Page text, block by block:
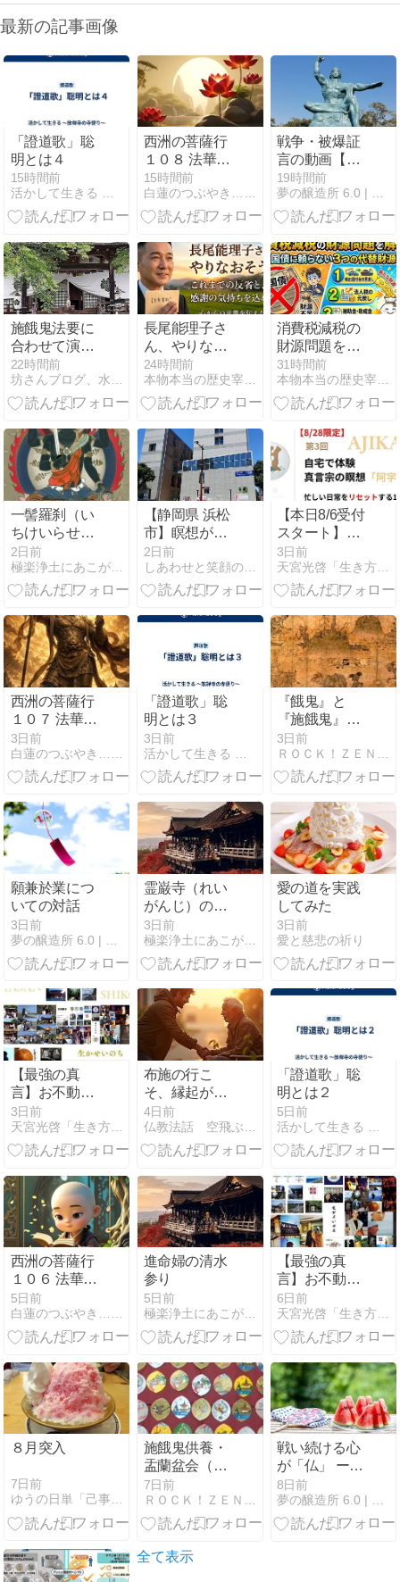
最新の記事画像
「證道歌」聡
明とは４
15時間前
活かして生きる 〜放禅寺の寺便り〜
西洲の菩薩行
１０８ 法華経
に生きる 第十
五章 従地涌出
品 (四人の菩
15時間前
白蓮のつぶやき…仏様はいつも一緒
戦争・被爆証
言の動画【再
掲】
19時間前
夢の醸造所 6.0 | 自身の無限の可能性を解き放て！
施餓鬼法要に
合わせて演奏
会を行いまし
た ～ 祈りの時
間から癒やし
へ ～
22時間前
坊さんブログ、水茎の跡。
長尾能理子さ
ん、やりなお
そう。【重要
書類】これま
での反省と、
を込めて。心
からの言葉。
24時間前
本物本当の歴史宰杜大日本国千田寛仁のブログ
消費税減税の
財源問題を解
決する！：国
債に頼らない
3つの代替財
31時間前
本物本当の歴史宰杜大日本国千田寛仁のブログ
一髻羅刹（い
ちけいらせ
つ）
2日前
極楽浄土にあこがれて
【静岡県 浜松
市】瞑想が
「できる・わ
かる」目から
鱗の瞑想の方
ナー
2日前
しあわせと笑顔の「いまここ」マインドフルネス
【本日8/6受付
スタート】オ
ンラインで体
験する真言宗
の瞑想「阿字
3日前
天宮光啓「生き方塾」
西洲の菩薩行
１０７ 法華経
に生きる 第二
十六章 陀羅尼
品(毘沙門天の
3日前
「證道歌」聡
明とは３
3日前
『餓鬼』と
『施餓鬼』～
様々な苦しみ
の原因は餓鬼
界にある
3日前
願兼於業につ
いての対話
3日前
霊巌寺（れい
がんじ）の御
燈
3日前
極楽浄土にあこがれて
愛の道を実践
してみた
3日前
愛と慈悲の祈り
【最強の真
言】お不動様
が味方する人
の特徴とは│
苦しみを超え
転させる「転
禍為福」の知
恵
3日前
天宮光啓「生き方塾」
布施の行こ
そ、縁起があ
り、因果があ
り、真理があ
り、自分自身
してくれる、
一番大切なも
の。
4日前
「證道歌」聡
明とは２
5日前
西洲の菩薩行
１０６ 法華経
に生きる 第二
十三章 薬王菩
薩本事品(神通
5日前
進命婦の清水
参り
5日前
極楽浄土にあこがれて
【最強の真
言】お不動様
に守られてい
る人の特徴5
選とは│奇跡
りの力」と
は？
6日前
天宮光啓「生き方塾」
８月突入
7日前
ゆうの日単「己事究明」
施餓鬼供養・
盂蘭盆会（旧
盆、8月盆）
のお知らせ
7日前
戦い続ける心
が「仏」 ー10
時間唱題(54)
8日前
全て表示